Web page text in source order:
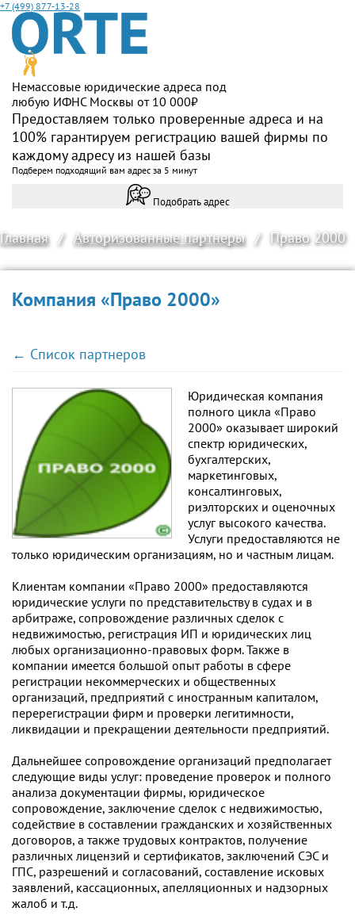
+7 (499) 877-13-28
Немассовые юридические адреса под
любую ИФНС Москвы от 10 000₽
Предоставляем только проверенные адреса и на
100% гарантируем регистрацию вашей фирмы по
каждому адресу из нашей базы
Подберем подходящий вам адрес за 5 минут
Подобрать адрес
Главная / Авторизованные партнеры / Право 2000
Компания «Право 2000»
← Список партнеров
Юридическая компания
полного цикла «Право
2000» оказывает широкий
спектр юридических,
бухгалтерских,
маркетинговых,
консалтинговых,
риэлторских и оценочных
услуг высокого качества.
Услуги предоставляются не
только юридическим организациям, но и частным лицам.
Клиентам компании «Право 2000» предоставляются
юридические услуги по представительству в судах и в
арбитраже, сопровождение различных сделок с
недвижимостью, регистрация ИП и юридических лиц
любых организационно-правовых форм. Также в
компании имеется большой опыт работы в сфере
регистрации некоммерческих и общественных
организаций, предприятий с иностранным капиталом,
перерегистрации фирм и проверки легитимности,
ликвидации и прекращении деятельности предприятий.
Дальнейшее сопровождение организаций предполагает
следующие виды услуг: проведение проверок и полного
анализа документации фирмы, юридическое
сопровождение, заключение сделок с недвижимостью,
содействие в составлении гражданских и хозяйственных
договоров, а также трудовых контрактов, получение
различных лицензий и сертификатов, заключений СЭС и
ГПС, разрешений и согласований, составление исковых
заявлений, кассационных, апелляционных и надзорных
жалоб и т.д.